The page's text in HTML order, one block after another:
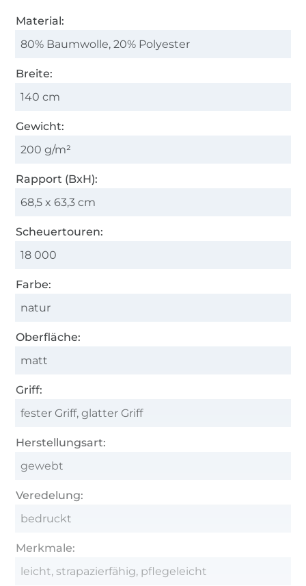
Material:
80% Baumwolle, 20% Polyester
Breite:
140 cm
Gewicht:
200 g/m²
Rapport (BxH):
68,5 x 63,3 cm
Scheuertouren:
18 000
Farbe:
natur
Oberfläche:
matt
Griff:
fester Griff, glatter Griff
Herstellungsart:
gewebt
Veredelung:
bedruckt
Merkmale:
leicht, strapazierfähig, pflegeleicht